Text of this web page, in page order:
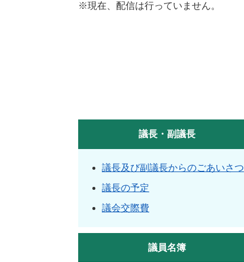
※現在、配信は行っていません。
議長・副議長
議長及び副議長からのごあいさつ
議長の予定
議会交際費
議員名簿